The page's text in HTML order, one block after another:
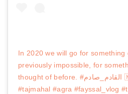
In 2020 we will go for
previously impossible, for
thought of before. #القادم_صادم 🇲🇦❤️🇲🇦 #india
#tajmahal #agra #fayssal_vlog